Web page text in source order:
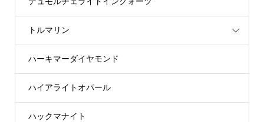
トルマリン
ハーキマーダイヤモンド
ハイアライトオパール
ハックマナイト